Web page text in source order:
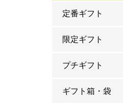
定番ギフト
限定ギフト
プチギフト
ギフト箱・袋